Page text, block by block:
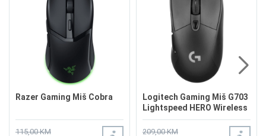
Razer Gaming Miš Cobra
115,00 KM
Logitech Gaming Miš G703
Lightspeed HERO Wireless
209,00 KM